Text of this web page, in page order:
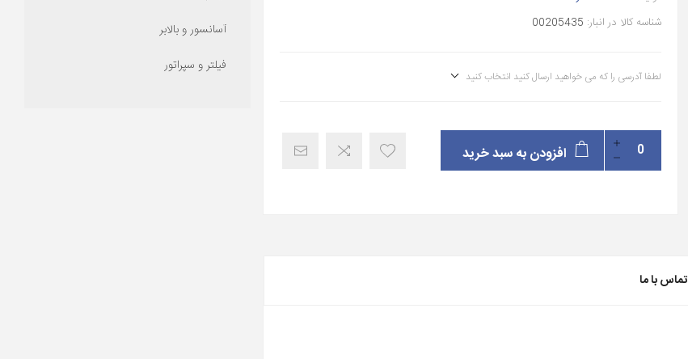
شناسه کالا در انبار: 00205435
لطفا آدرسی را که می خواهید ارسال کنید انتخاب کنید
افزودن به سبد خرید
تماس با ما
آسانسور و بالابر
فیلتر و سپراتور